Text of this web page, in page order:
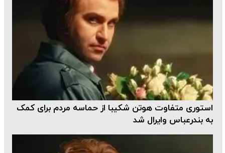
استوری متفاوت هوتن شکیبا از حماسه مردم برای کمک
به بندرعباس وایرال شد